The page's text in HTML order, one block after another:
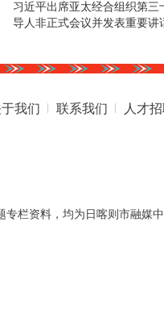
习近平出席亚太经合组织第三
导人非正式会议并发表重要讲
我们 联系我们 人才
栏资料，均为日喀则市融媒